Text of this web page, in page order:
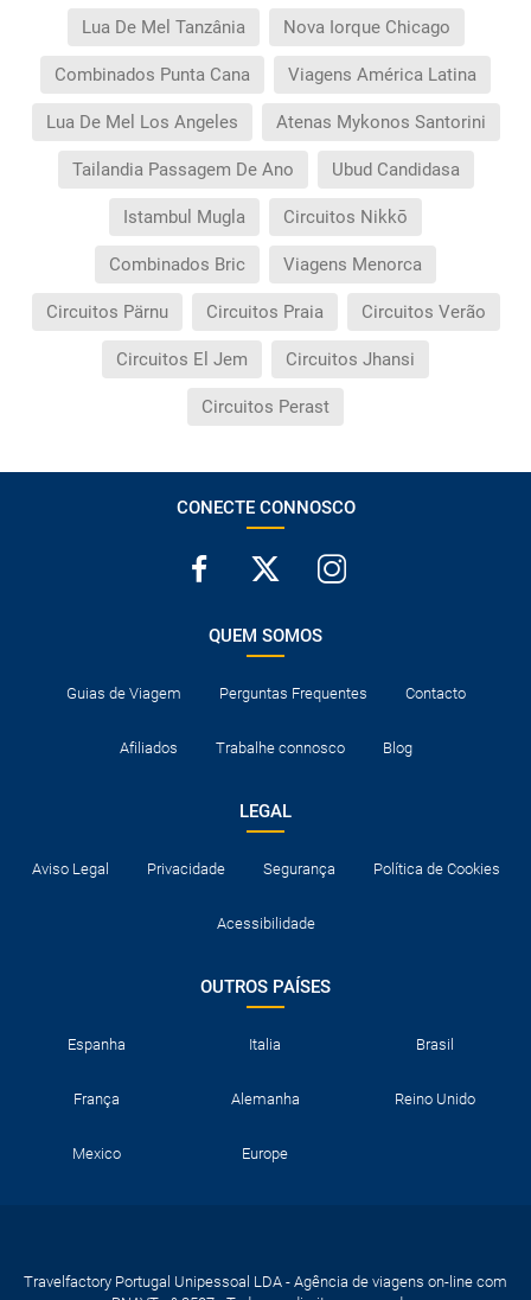
Lua De Mel Tanzânia Nova Iorque Chicago
Combinados Punta Cana Viagens América Latina
Lua De Mel Los Angeles Atenas Mykonos Santorini
Tailandia Passagem De Ano Ubud Candidasa
Istambul Mugla Circuitos Nikkō
Combinados Bric Viagens Menorca
Circuitos Pärnu Circuitos Praia Circuitos Verão
Circuitos El Jem Circuitos Jhansi
Circuitos Perast
CONECTE CONNOSCO
QUEM SOMOS
Guias de Viagem Perguntas Frequentes Contacto
Afiliados Trabalhe connosco Blog
LEGAL
Aviso Legal Privacidade Segurança Política de Cookies
Acessibilidade
OUTROS PAÍSES
Espanha Italia Brasil
França Alemanha Reino Unido
Mexico Europe
Travelfactory Portugal Unipessoal LDA - Agência de viagens on-line com